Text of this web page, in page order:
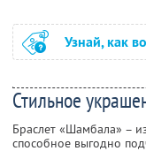
Узнай, как
Стильное
Браслет «Шамбала» –
способное выгодно